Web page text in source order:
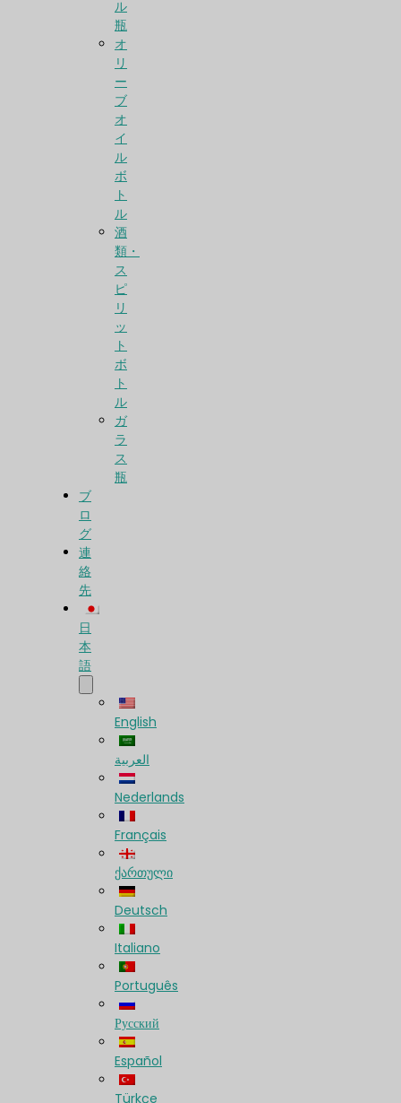
ル
瓶
オ
リ
ー
ブ
オ
イ
ル
ボ
ト
ル
酒
類・
ス
ピ
リ
ッ
ト
ボ
ト
ル
ガ
ラ
ス
瓶
ブ
ロ
グ
連
絡
先
日
本
語
English
العربية
Nederlands
Français
ქართული
Deutsch
Italiano
Português
Русский
Español
Türkçe